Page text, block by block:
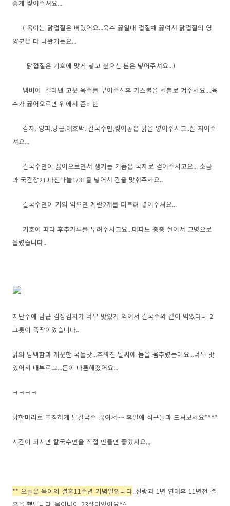
좋게 찢어주셔요...
( 옥이는 닭껍질은 버렸어요...육수 끓일때 껍질채 끓여서 닭껍질의 영
양분은 다 나왔거든요...
닭껍질은 기호에 맞게 넣고 싶으신 분은 넣어주셔요...)
냄비에 걸러낸 고운 육수를 부어주신후 가스불을 센불로 켜주세요....육
수가 끓어오르면 위에서 준비한
감자. 양파.당근.애호박. 칼국수면,찢어놓은 닭을 넣어주시고..잘 저어주
셔요...
칼국수면이 끓어오르면서 생기는 거품은 국자로 걷어주시고요... 소금
과 국간장2T.다진마늘1/3T를 넣어서 간을 맞춰주세요..
칼국수면이 거의 익으면 계란2개를 터트려 넣어주셔요...
기호에 따라 후추가루를 뿌려주시고요...대파도 총총 썰어서 고명으로
올렸습니다..
지난주에 담근 김장김치가 너무 맛있게 익어서 칼국수와 같이 먹었더니 2
그릇이 뚝딱이었습니다..
닭의 담백함과 개운한 국물맛...추워진 날씨에 몸을 움추렸는데요...너무 맛
있어서 배부르고...몸이 나른해졌어요...
ㅋㅋㅋㅋ
닭한마리로 푸짐하게 닭칼국수 끓여서~~ 휴일에 식구들과 드셔보세요*^^*
시간이 되시면 칼국수면을 직접 만들면 좋겠지요,,,
** 오늘은 옥이의 결혼11주년 기념일입니다..신랑과 1년 연애후 11년전 결